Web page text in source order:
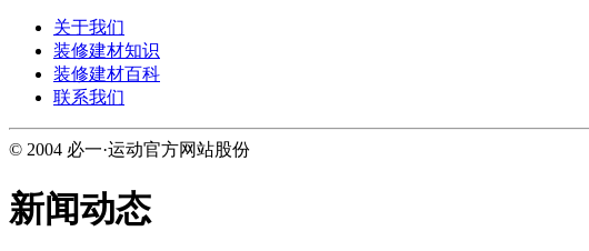
关于我们
装修建材知识
装修建材百科
联系我们
© 2004 必一·运动官方网站股份
新闻动态